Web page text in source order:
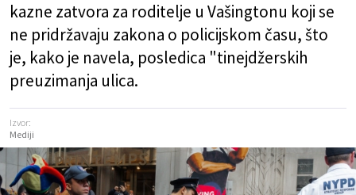
kazne zatvora za roditelje u Vašingtonu koji se
ne pridržavaju zakona o policijskom času, što
je, kako je navela, posledica "tinejdžerskih
preuzimanja ulica.
Izvor:
Mediji